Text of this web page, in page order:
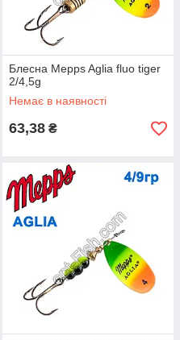
Блесна Mepps Aglia fluo tiger
2/4,5g
Немає в наявності
63,38 ₴